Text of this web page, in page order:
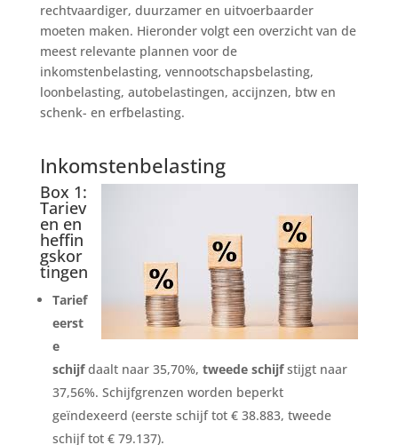
rechtvaardiger, duurzamer en uitvoerbaarder
moeten maken. Hieronder volgt een overzicht van de
meest relevante plannen voor de
inkomstenbelasting, vennootschapsbelasting,
loonbelasting, autobelastingen, accijnzen, btw en
schenk- en erfbelasting.
Inkomstenbelasting
Box 1:
Tariev
en en
heffin
gskor
tingen
Tarief
eerst
e
schijfdaalt naar 35,70%, tweede schijfstijgt naar
37,56%. Schijfgrenzen worden beperkt
geïndexeerd (eerste schijf tot € 38.883, tweede
schijf tot € 79.137).